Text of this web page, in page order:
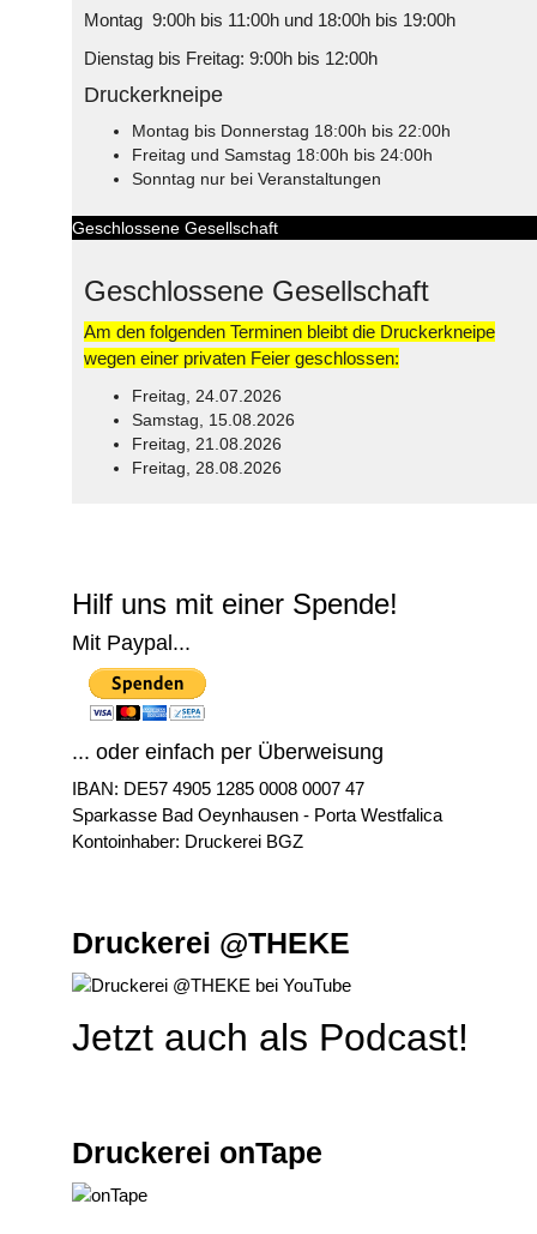
Montag 9:00h bis 11:00h und 18:00h bis 19:00h
Dienstag bis Freitag: 9:00h bis 12:00h
Druckerkneipe
Montag bis Donnerstag 18:00h bis 22:00h
Freitag und Samstag 18:00h bis 24:00h
Sonntag nur bei Veranstaltungen
Geschlossene Gesellschaft
Geschlossene Gesellschaft
Am den folgenden Terminen bleibt die Druckerkneipe
wegen einer privaten Feier geschlossen:
Freitag, 24.07.2026
Samstag, 15.08.2026
Freitag, 21.08.2026
Freitag, 28.08.2026
Hilf uns mit einer Spende!
Mit Paypal...
... oder einfach per Überweisung
IBAN: DE57 4905 1285 0008 0007 47
Sparkasse Bad Oeynhausen - Porta Westfalica
Kontoinhaber: Druckerei BGZ
Druckerei @THEKE
Jetzt auch als Podcast!
Druckerei onTape